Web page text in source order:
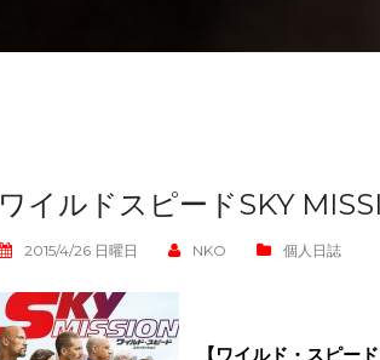
ワイルドスピードSKY
2015/4/26 日曜日 NKO 個人日誌
【ワイルド・スピー